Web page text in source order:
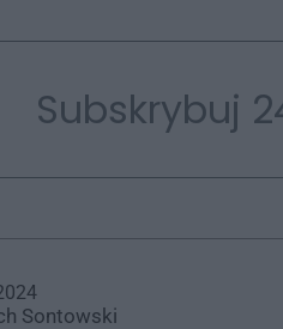
Subskrybuj
Sontowski